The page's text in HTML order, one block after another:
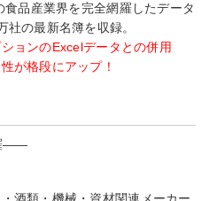
食品産業界を完全網羅したデータ
社の最新名簿を収録。
ョンのExcelデータとの併用
が格段にアップ！
――
酒類・機械・資材関連メーカー